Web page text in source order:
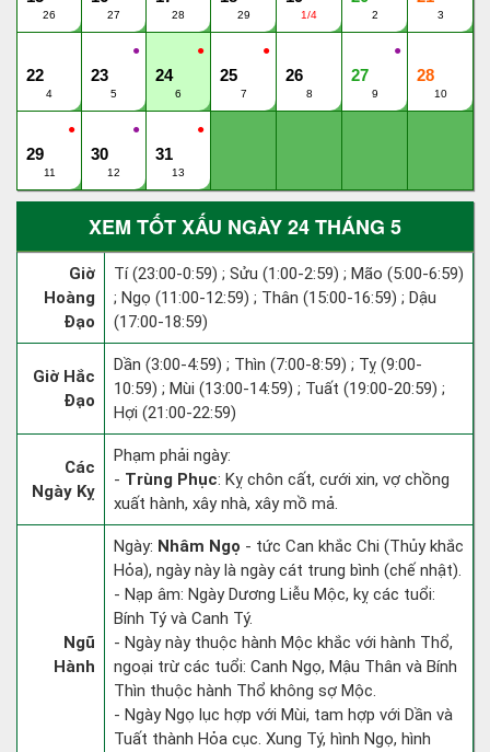
26 27 28 29 1/4 2 3
22
4
●
23
5
●
24
6
●
25
7
26
8
●
27
9
28
10
●
29
11
●
30
12
●
31
13
XEM TỐT XẤU NGÀY 24 THÁNG 5
Giờ
Hoàng
Đạo
Tí (23:00-0:59) ; Sửu (1:00-2:59) ; Mão (5:00-6:59)
; Ngọ (11:00-12:59) ; Thân (15:00-16:59) ; Dậu
(17:00-18:59)
Giờ Hắc
Đạo
Dần (3:00-4:59) ; Thìn (7:00-8:59) ; Tỵ (9:00-
10:59) ; Mùi (13:00-14:59) ; Tuất (19:00-20:59) ;
Hợi (21:00-22:59)
Các
Ngày Kỵ
Phạm phải ngày:
- Trùng Phục: Kỵ chôn cất, cưới xin, vợ chồng
xuất hành, xây nhà, xây mồ mả.
Ngũ
Hành
Ngày: Nhâm Ngọ - tức Can khắc Chi (Thủy khắc
Hỏa), ngày này là ngày cát trung bình (chế nhật).
- Nạp âm: Ngày Dương Liễu Mộc, kỵ các tuổi:
Bính Tý và Canh Tý.
- Ngày này thuộc hành Mộc khắc với hành Thổ,
ngoại trừ các tuổi: Canh Ngọ, Mậu Thân và Bính
Thìn thuộc hành Thổ không sợ Mộc.
- Ngày Ngọ lục hợp với Mùi, tam hợp với Dần và
Tuất thành Hỏa cục. Xung Tý, hình Ngọ, hình